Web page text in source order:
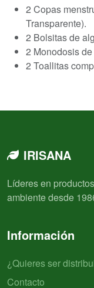
2 Copas
Transparente).
2 Bolsitas de
2 Monodosis
2 Toallitas
IRISANA
Líderes en
ambiente desde
Información
¿Quieres ser
Contacto